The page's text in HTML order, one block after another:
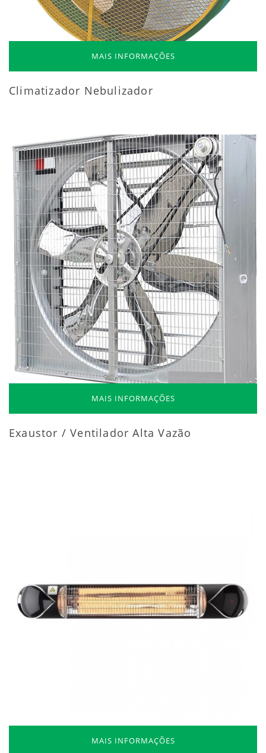
MAIS INFORMAÇÕES
Climatizador Nebulizador
MAIS INFORMAÇÕES
Exaustor / Ventilador Alta Vazão
MAIS INFORMAÇÕES